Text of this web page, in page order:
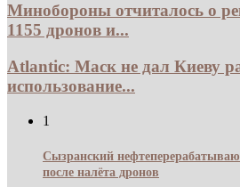
Минобороны отчиталось о
1155 дронов и...
Atlantic: Маск не дал Киеву
использование...
1
Сызранский
после налёта дронов